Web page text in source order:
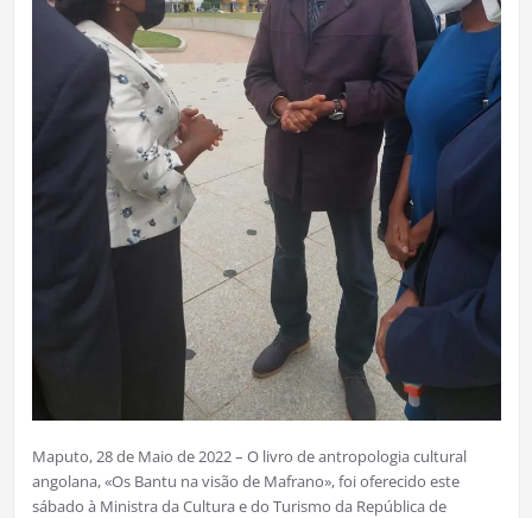
Maputo, 28 de Maio de 2022 – O livro de antropologia cultural
angolana, «Os Bantu na visão de Mafrano», foi oferecido este
sábado à Ministra da Cultura e do Turismo da República de